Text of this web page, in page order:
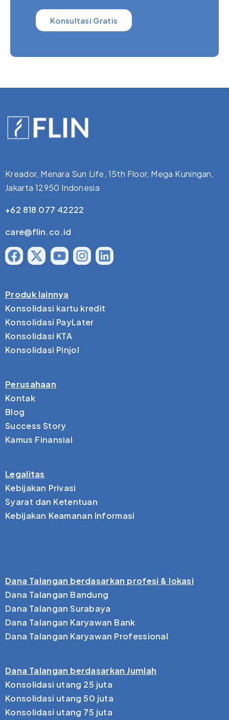
Konsultasi Gratis
Kreador, Menara Sun Life, 15th Floor, Mega Kuningan,
Jakarta 12950 Indonesia
+62 818 077 42222
care@flin.co.id
Produk lainnya
Konsolidasi kartu kredit
Konsolidasi PayLater
Konsolidasi KTA
Konsolidasi Pinjol
Perusahaan
Kontak
Blog
Success Story
Kamus Finansial
Legalitas
Kebijakan Privasi
Syarat dan Ketentuan
Kebijakan Keamanan Informasi
Dana Talangan berdasarkan profesi & lokasi
Dana Talangan Bandung
Dana Talangan Surabaya
Dana Talangan Karyawan Bank
Dana Talangan Karyawan Professional
Dana Talangan berdasarkan Jumlah
Konsolidasi utang 25 juta
Konsolidasi utang 50 juta
Konsolidasi utang 75 juta